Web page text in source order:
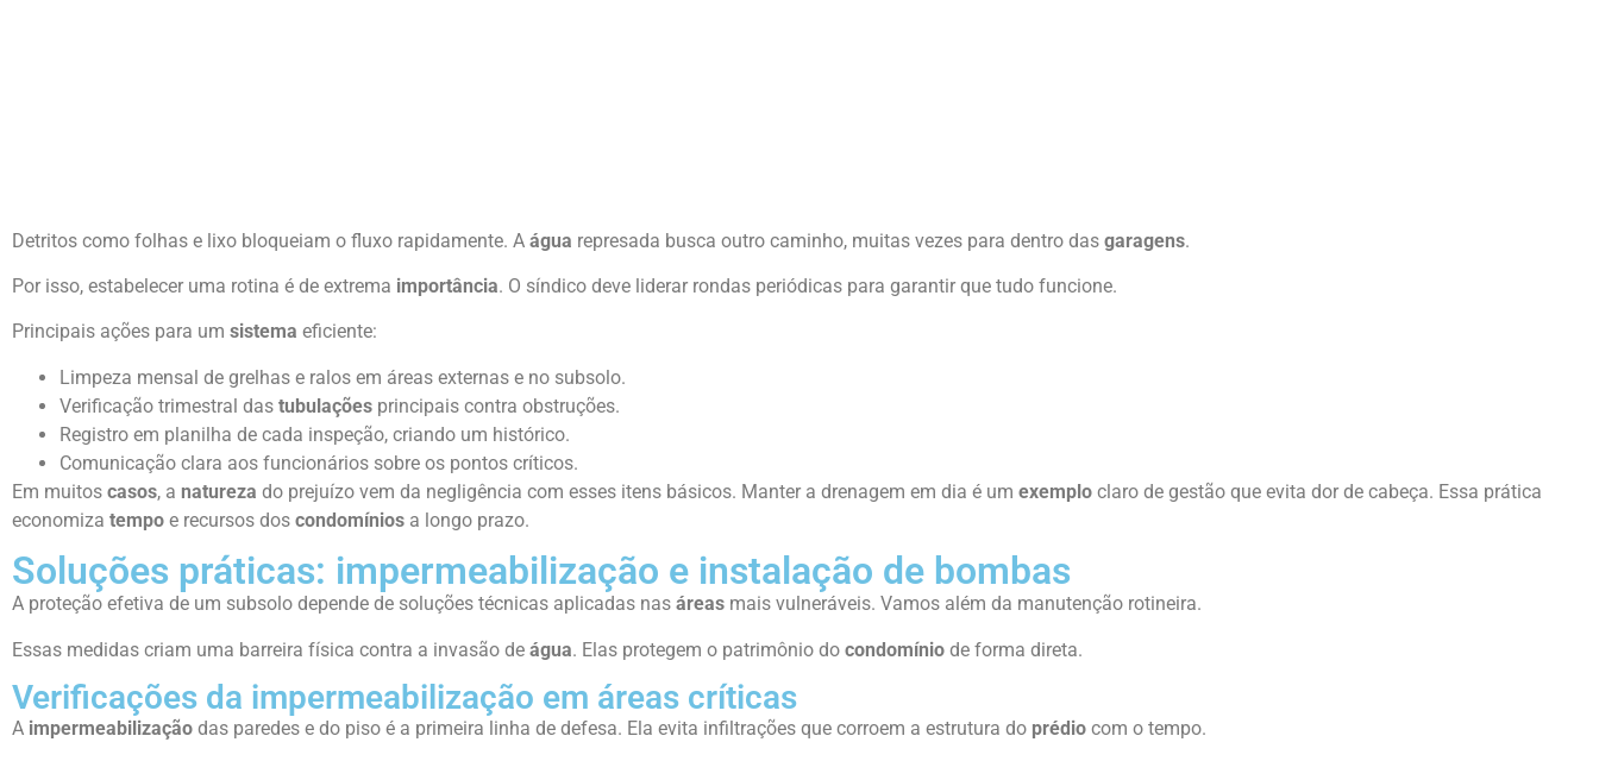
Detritos como folhas e lixo bloqueiam o fluxo rapidamente. A água represada busca outro caminho, muitas vezes para dentro das garagens.
Por isso, estabelecer uma rotina é de extrema importância. O síndico deve liderar rondas periódicas para garantir que tudo funcione.
Principais ações para um sistema eficiente:
Limpeza mensal de grelhas e ralos em áreas externas e no subsolo.
Verificação trimestral das tubulações principais contra obstruções.
Registro em planilha de cada inspeção, criando um histórico.
Comunicação clara aos funcionários sobre os pontos críticos.
Em muitos casos, a natureza do prejuízo vem da negligência com esses itens básicos. Manter a drenagem em dia é um exemplo claro de gestão que evita dor de cabeça. Essa prática
economiza tempo e recursos dos condomínios a longo prazo.
Soluções práticas: impermeabilização e instalação de bombas
A proteção efetiva de um subsolo depende de soluções técnicas aplicadas nas áreas mais vulneráveis. Vamos além da manutenção rotineira.
Essas medidas criam uma barreira física contra a invasão de água. Elas protegem o patrimônio do condomínio de forma direta.
Verificações da impermeabilização em áreas críticas
A impermeabilização das paredes e do piso é a primeira linha de defesa. Ela evita infiltrações que corroem a estrutura do prédio com o tempo.